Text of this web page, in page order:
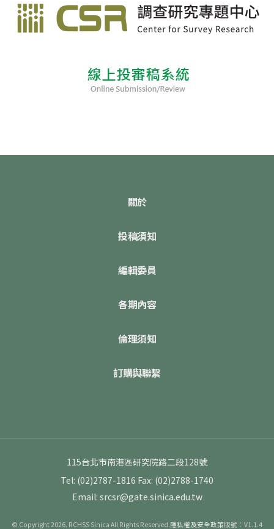
關於
投稿須知
編輯委員
各期內容
倫理須知
訂購與聯繫
115台北市南港區研究院路二段128號
Tel: (02)2787-1816 Fax: (02)2788-1740
Email: srcsr@gate.sinica.edu.tw
© Copyright 2026. RCHSS Sinica All Rights Reserved.隱私權及安全政策版號：V1.1.4